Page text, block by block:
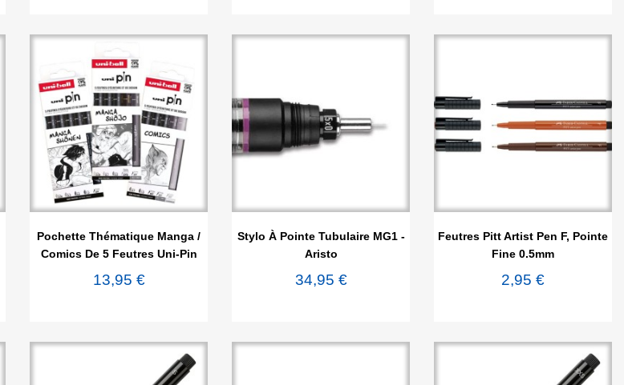
 Aperçu rapide
Pochette Thématique Manga /
Comics De 5 Feutres Uni-Pin
13,95 €

Stylo À Pointe Tubulaire MG1 -
Aristo
34,95 €

Feutres Pitt Artist Pen F, Pointe
Fine 0.5mm
2,95 €